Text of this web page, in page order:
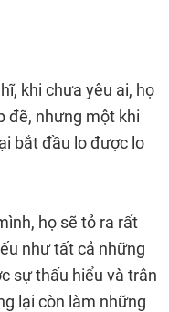
khi chưa yêu ai, họ
đẽ, nhưng một khi
bắt đầu lo được lo
họ sẽ tỏ ra rất
như tất cả những
sự thấu hiểu và trân
lại còn làm những